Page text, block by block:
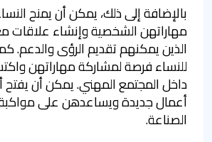
بالإضافة إلى ذلك، يمكن أن يمنح
مهاراتهن الشخصية وإنشاء علاقات
الذين يمكنهم تقديم الرؤى والدعم.
للنساء فرصة لمشاركة مهاراتهن
داخل المجتمع المهني. يمكن أن يفتح
أعمال جديدة ويساعدهن على مواكبة